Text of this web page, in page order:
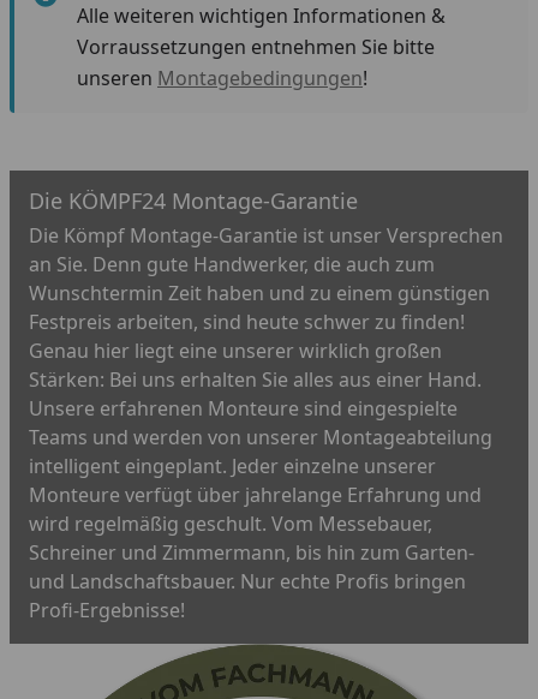
Alle weiteren wichtigen Informationen &
Vorraussetzungen entnehmen Sie bitte
unseren Montagebedingungen!
Die KÖMPF24 Montage-Garantie
Die Kömpf Montage-Garantie ist unser Versprechen
an Sie. Denn gute Handwerker, die auch zum
Wunschtermin Zeit haben und zu einem günstigen
Festpreis arbeiten, sind heute schwer zu finden!
Genau hier liegt eine unserer wirklich großen
Stärken: Bei uns erhalten Sie alles aus einer Hand.
Unsere erfahrenen Monteure sind eingespielte
Teams und werden von unserer Montageabteilung
intelligent eingeplant. Jeder einzelne unserer
Monteure verfügt über jahrelange Erfahrung und
wird regelmäßig geschult. Vom Messebauer,
Schreiner und Zimmermann, bis hin zum Garten-
und Landschaftsbauer. Nur echte Profis bringen
Profi-Ergebnisse!